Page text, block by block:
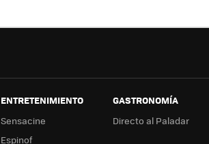
ENTRETENIMIENTO
Sensacine
Espinof
GASTRONOMÍA
Directo al Paladar